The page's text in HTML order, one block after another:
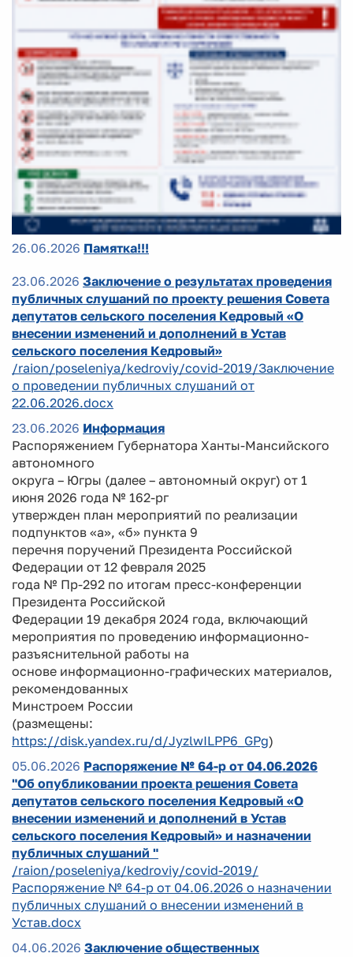
26.06.2026 Памятка!!!
23.06.2026 Заключение о результатах проведения
публичных слушаний по проекту решения Совета
депутатов сельского поселения Кедровый «О
внесении изменений и дополнений в Устав
сельского поселения Кедровый»
/raion/poseleniya/kedroviy/covid-2019/Заключение
о проведении публичных слушаний от
22.06.2026.docx
23.06.2026 Информация
Распоряжением Губернатора Ханты-Мансийского
автономного
округа – Югры (далее – автономный округ) от 1
июня 2026 года № 162-рг
утвержден план мероприятий по реализации
подпунктов «а», «б» пункта 9
перечня поручений Президента Российской
Федерации от 12 февраля 2025
года № Пр-292 по итогам пресс-конференции
Президента Российской
Федерации 19 декабря 2024 года, включающий
мероприятия по проведению информационно-
разъяснительной работы на
основе информационно-графических материалов,
рекомендованных
Минстроем России
(размещены:
https://disk.yandex.ru/d/JyzlwILPP6_GPg)
05.06.2026 Распоряжение № 64-р от 04.06.2026
"Об опубликовании проекта решения Совета
депутатов сельского поселения Кедровый «О
внесении изменений и дополнений в Устав
сельского поселения Кедровый» и назначении
публичных слушаний "
/raion/poseleniya/kedroviy/covid-2019/
Распоряжение № 64-р от 04.06.2026 о назначении
публичных слушаний о внесении изменений в
Устав.docx
04.06.2026 Заключение общественных